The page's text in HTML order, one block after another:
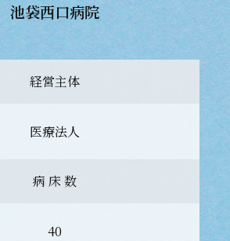
池袋西口病院
経営主体
医療法人
病 床 数
40